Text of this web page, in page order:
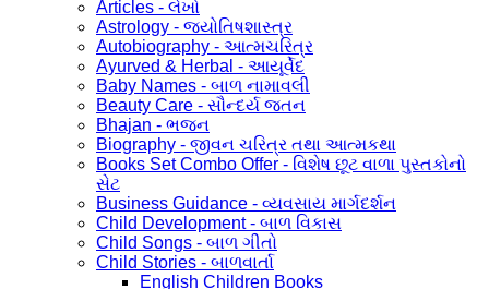
Articles - લેખો
Astrology - જ્યોતિષશાસ્ત્ર
Autobiography - આત્મચરિત્ર
Ayurved & Herbal - આયૂર્વેદ
Baby Names - બાળ નામાવલી
Beauty Care - સૌન્દર્ય જતન
Bhajan - ભજન
Biography - જીવન ચરિત્ર તથા આત્મકથા
Books Set Combo Offer - વિશેષ છૂટ વાળા પુસ્તકોનો
સેટ
Business Guidance - વ્યવસાય માર્ગદર્શન
Child Development - બાળ વિકાસ
Child Songs - બાળ ગીતો
Child Stories - બાળવાર્તા
English Children Books